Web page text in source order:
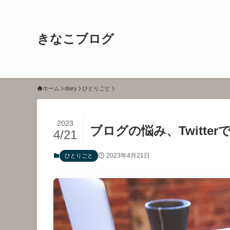
きなこブログ
ホーム diary ひとりごと
ブログの悩み、Twitter
2023
4/21
ひとりごと 2023年4月21日